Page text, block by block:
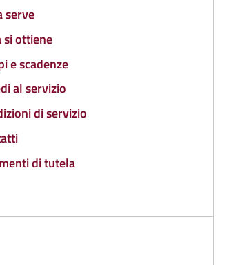
serve
si ottiene
e scadenze
al servizio
di servizio
di tutela